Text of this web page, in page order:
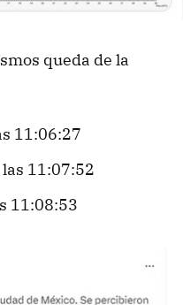
queda de la
11:06:27
11:07:52
11:08:53